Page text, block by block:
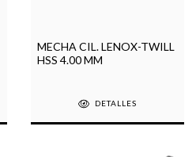
MECHA CIL. LENOX-TWILL
HSS 4.00 MM
DETALLES